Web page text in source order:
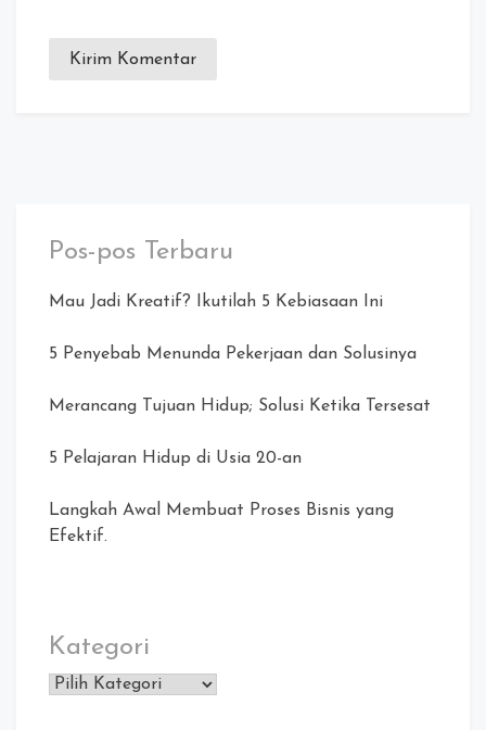
Pos-pos Terbaru
Mau Jadi Kreatif? Ikutilah 5 Kebiasaan Ini
5 Penyebab Menunda Pekerjaan dan Solusinya
Merancang Tujuan Hidup; Solusi Ketika Tersesat
5 Pelajaran Hidup di Usia 20-an
Langkah Awal Membuat Proses Bisnis yang
Efektif.
Kategori
Kategori